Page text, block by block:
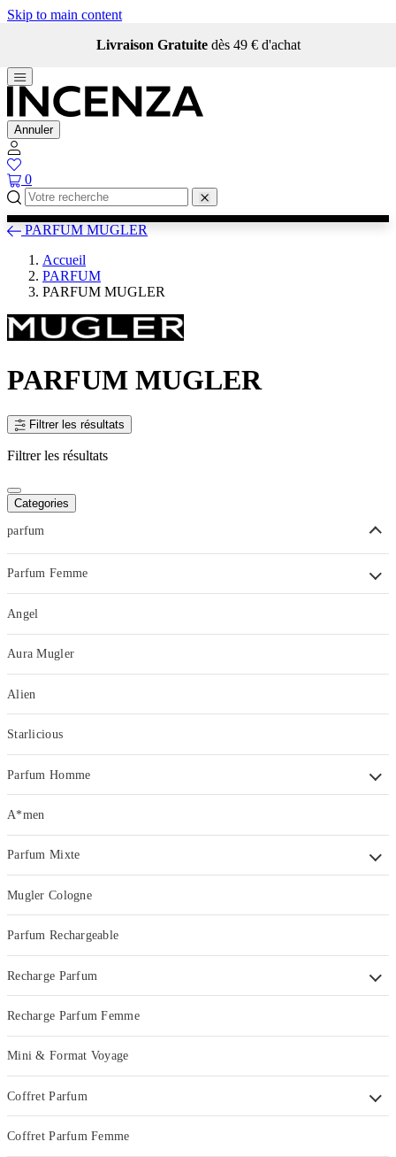
Skip to main content
Livraison Gratuite dès 49 € d'achat
Annuler
0
PARFUM MUGLER
Accueil
PARFUM
PARFUM MUGLER
PARFUM MUGLER
Filtrer les résultats
Filtrer les résultats
Categories
parfum
Parfum Femme
Angel
Aura Mugler
Alien
Starlicious
Parfum Homme
A*men
Parfum Mixte
Mugler Cologne
Parfum Rechargeable
Recharge Parfum
Recharge Parfum Femme
Mini & Format Voyage
Coffret Parfum
Coffret Parfum Femme